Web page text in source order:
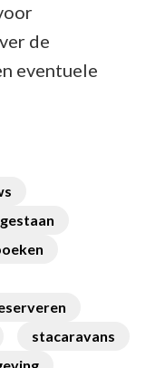
de
eventuele
stacaravans